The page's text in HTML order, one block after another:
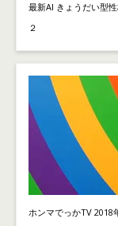
最新AI きょうだい型
２
ホンマでっかTV 2018